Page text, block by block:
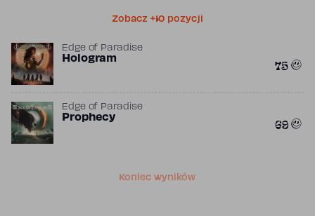
Zobacz +10 pozycji
Edge of Paradise
Hologram 75
Edge of Paradise
Prophecy 69
Koniec wyników